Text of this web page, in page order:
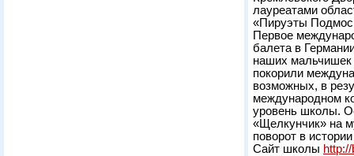
лауреатами
«Пируэты
Первое
балета в
наших мальчишек
покорили
возможных, в
международном
уровень школы.
«Щелкунчик» на
поворот в
Сайт школы